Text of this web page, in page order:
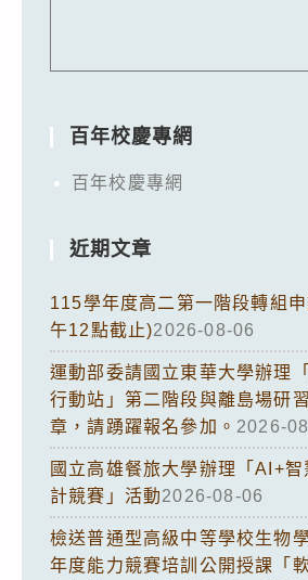
百年校慶專網
百年校慶專網
近期文章
115學年度高二第一階段轉組
午12點截止)2026-08-06
運動部委請國立東華大學辦理
行動站」第二階段與離島場研
章，請踴躍報名參加。 2026-
國立高雄餐旅大學辦理「AI+
計競賽」活動2026-08-06
檢送普通型高級中等學校生物
年度能力競賽培訓公開授課「